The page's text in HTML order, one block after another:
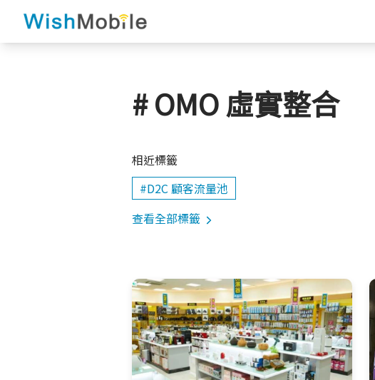
# OMO 虛實整合
相近標籤
#D2C 顧客流量池
查看全部標籤